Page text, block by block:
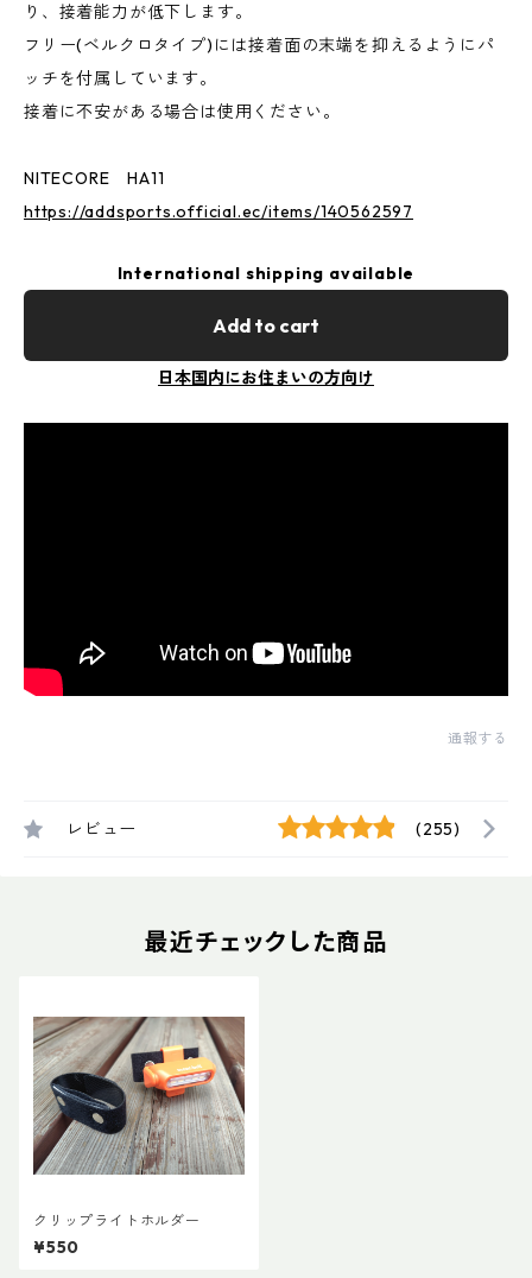
り、接着能力が低下します。
フリー(ベルクロタイプ)には接着面の末端を抑えるようにパ
ッチを付属しています。
接着に不安がある場合は使用ください。
NITECORE HA11
https://addsports.official.ec/items/140562597
International shipping available
Add to cart
日本国内にお住まいの方向け
通報する
レビュー (255)
最近チェックした商品
クリップライトホルダー
¥550